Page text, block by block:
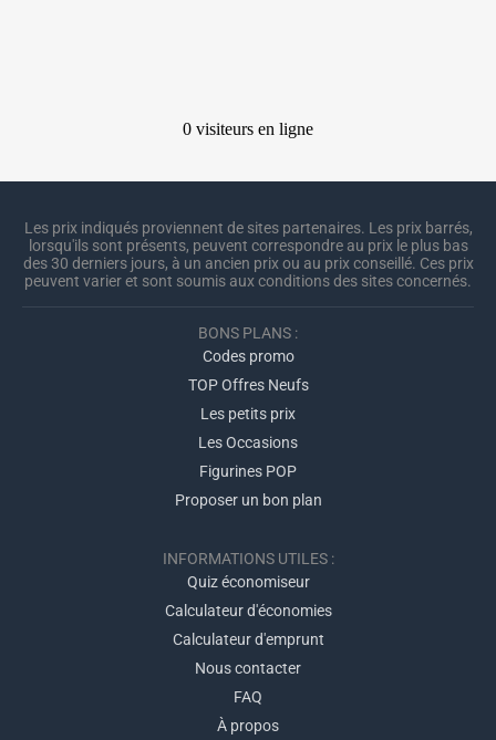
Les prix indiqués proviennent de sites partenaires. Les prix barrés,
lorsqu'ils sont présents, peuvent correspondre au prix le plus bas
des 30 derniers jours, à un ancien prix ou au prix conseillé. Ces prix
peuvent varier et sont soumis aux conditions des sites concernés.
BONS PLANS :
Codes promo
TOP Offres Neufs
Les petits prix
Les Occasions
Figurines POP
Proposer un bon plan
INFORMATIONS UTILES :
Quiz économiseur
Calculateur d'économies
Calculateur d'emprunt
Nous contacter
FAQ
À propos